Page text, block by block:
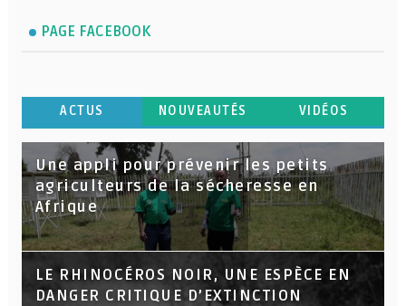
PAGE FACEBOOK
ACTUS NOUVEAUTÉS VIDÉOS
Une appli pour prévenir les petits
agriculteurs de la sécheresse en
Afrique
LE RHINOCÉROS NOIR, UNE ESPÈCE EN
DANGER CRITIQUE D’EXTINCTION